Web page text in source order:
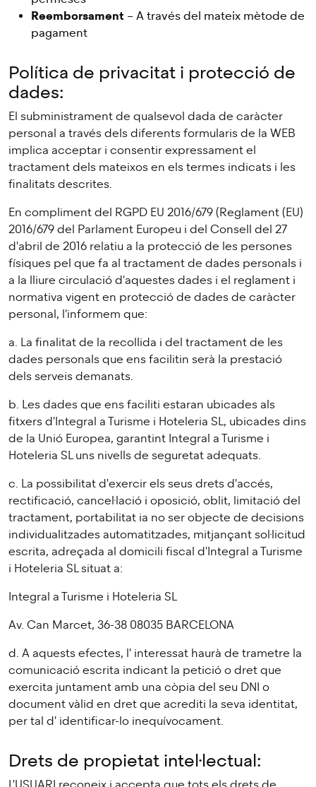
Reemborsament – A través del mateix mètode de
pagament
Política de privacitat i protecció de
dades:
El subministrament de qualsevol dada de caràcter
personal a través dels diferents formularis de la WEB
implica acceptar i consentir expressament el
tractament dels mateixos en els termes indicats i les
finalitats descrites.
En compliment del RGPD EU 2016/679 (Reglament (EU)
2016/679 del Parlament Europeu i del Consell del 27
d'abril de 2016 relatiu a la protecció de les persones
físiques pel que fa al tractament de dades personals i
a la lliure circulació d'aquestes dades i el reglament i
normativa vigent en protecció de dades de caràcter
personal, l'informem que:
a. La finalitat de la recollida i del tractament de les
dades personals que ens facilitin serà la prestació
dels serveis demanats.
b. Les dades que ens faciliti estaran ubicades als
fitxers d'Integral a Turisme i Hoteleria SL, ubicades dins
de la Unió Europea, garantint Integral a Turisme i
Hoteleria SL uns nivells de seguretat adequats.
c. La possibilitat d'exercir els seus drets d'accés,
rectificació, cancel·lació i oposició, oblit, limitació del
tractament, portabilitat ia no ser objecte de decisions
individualitzades automatitzades, mitjançant sol·licitud
escrita, adreçada al domicili fiscal d'Integral a Turisme
i Hoteleria SL situat a:
Integral a Turisme i Hoteleria SL
Av. Can Marcet, 36-38 08035 BARCELONA
d. A aquests efectes, l' interessat haurà de trametre la
comunicació escrita indicant la petició o dret que
exercita juntament amb una còpia del seu DNI o
document vàlid en dret que acrediti la seva identitat,
per tal d' identificar-lo inequívocament.
Drets de propietat intel·lectual: